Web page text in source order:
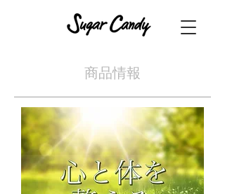
​商品情報